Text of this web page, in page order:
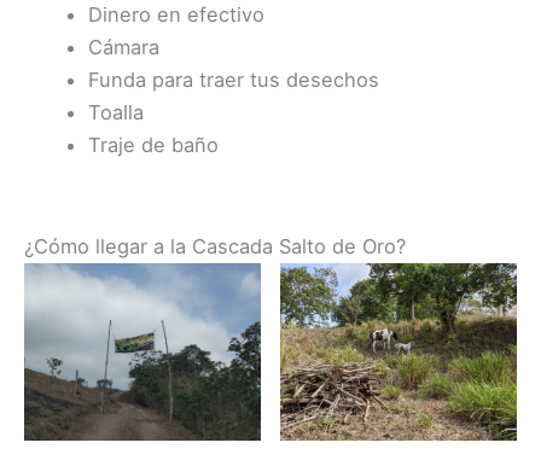
Dinero en efectivo
Cámara
Funda para traer tus desechos
Toalla
Traje de baño
¿Cómo llegar a la Cascada Salto de Oro?